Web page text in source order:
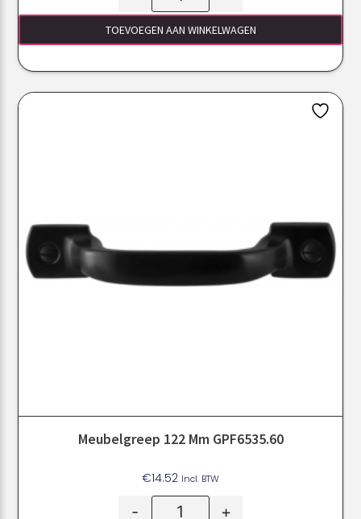
TOEVOEGEN AAN WINKELWAGEN
Meubelgreep 122 Mm GPF6535.60
€14.52 Incl. BTW
- +